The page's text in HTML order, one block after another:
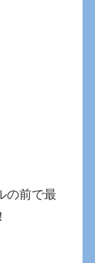
の前で最